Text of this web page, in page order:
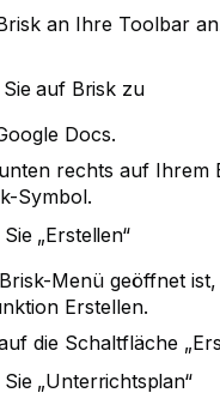
an Ihre Toolbar
auf Brisk zu
Docs.
rechts auf Ihrem
Symbol.
„Erstellen“
Menü geöffnet
Erstellen.
die Schaltfläche
„Unterrichtsplan“